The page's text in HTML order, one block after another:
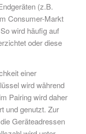
(z.B.
Consumer-Markt
wird häufig auf
oder diese
einer
wird während
Pairing wird daher
und genutzt. Zur
Geräteadressen